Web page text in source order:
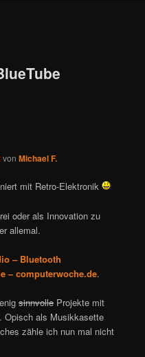
vonMichael F.
mit Retro-Elektronik
oder als Innovation zu
allemal.
– Bluetooth
– computerwoche.de.
sinnvolle Projekte mit
Opisch als Musikkasette
zähle ich nun mal nicht